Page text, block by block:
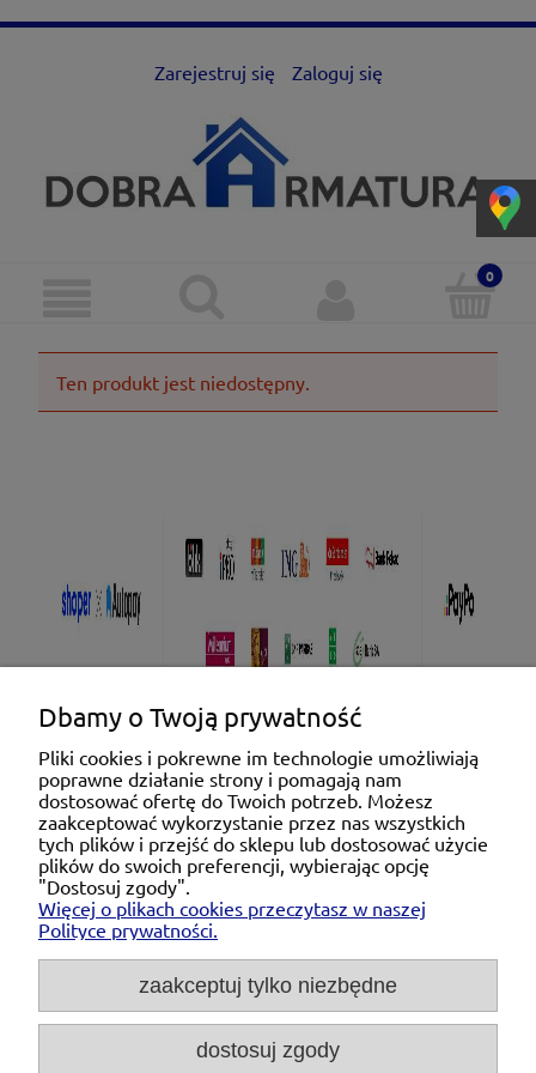
Zarejestruj się Zaloguj się
Ten produkt jest niedostępny.
Pomoc
Moje konto
Płatności i dostawa
O nas
Michał Niedźwiecki Dobra Armatura, ul. Krakowska
Dbamy o Twoją prywatność
Pliki cookies i pokrewne im technologie umożliwiają
poprawne działanie strony i pomagają nam
dostosować ofertę do Twoich potrzeb. Możesz
zaakceptować wykorzystanie przez nas wszystkich
tych plików i przejść do sklepu lub dostosować użycie
plików do swoich preferencji, wybierając opcję
"Dostosuj zgody".
Więcej o plikach cookies przeczytasz w naszej
Polityce prywatności.
zaakceptuj tylko niezbędne
dostosuj zgody